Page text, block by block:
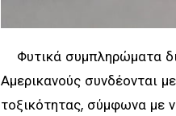
Φυτικά συμπληρώματα
Αμερικανούς συνδέονται
τοξικότητας, σύμφωνα με